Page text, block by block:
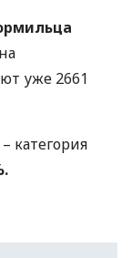
уже 2661
– категория